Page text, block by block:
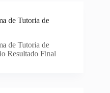
de Tutoria de
de Tutoria de
Resultado Final